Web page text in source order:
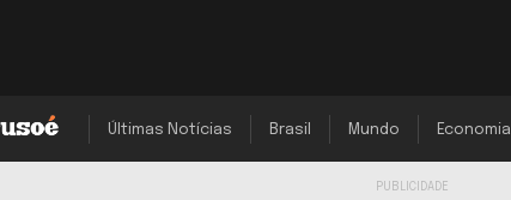
Últimas Notícias Brasil Mundo Economia